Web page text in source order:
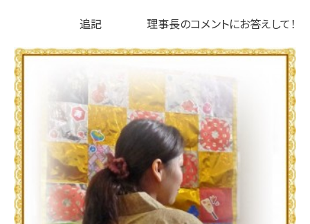
追記 理事長のコメントにお答えして！